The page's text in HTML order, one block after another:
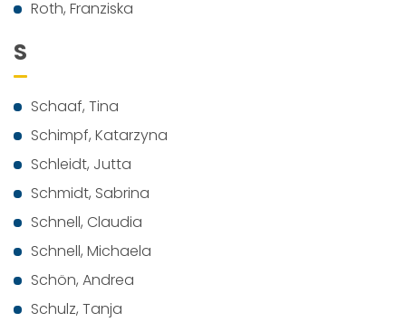
Roth, Franziska
S
Schaaf, Tina
Schimpf, Katarzyna
Schleidt, Jutta
Schmidt, Sabrina
Schnell, Claudia
Schnell, Michaela
Schön, Andrea
Schulz, Tanja